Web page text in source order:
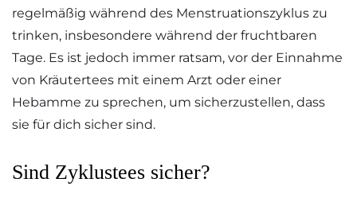
regelmäßig während des Menstruationszyklus zu
trinken, insbesondere während der fruchtbaren
Tage. Es ist jedoch immer ratsam, vor der Einnahme
von Kräutertees mit einem Arzt oder einer
Hebamme zu sprechen, um sicherzustellen, dass
sie für dich sicher sind.
Sind Zyklustees sicher?